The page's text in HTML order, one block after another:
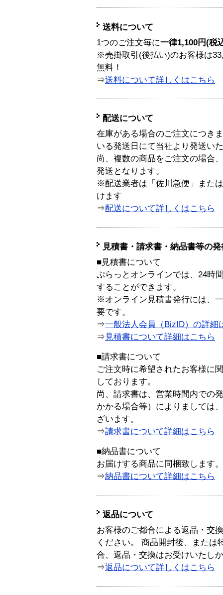
送料について
1つのご注文毎に一律1,100円(税
※売掛取引(後払い)のお客様は
無料！
⇒送料について詳しくはこちら
配送について
在庫がある場合のご注文につき
いる発送日にて当社より発送い
尚、複数の商品をご注文の場合
発送となります。
※配送業者は「佐川急便」また
けます
⇒配送について詳しくはこちら
見積書・請求書・納品書等の
■見積書について
ぷらっとオンラインでは、24時
することができます。
※オンライン見積書発行には、
要です。
⇒一般法人会員（BizID）の詳細
⇒ 見積書について詳細はこちら
■請求書について
ご注文時に希望されたお客様に
しております。
尚、請求書は、営業時間内での
かかる場合等）によりましては
ざいます。
⇒請求書について詳細はこちら
■納品書について
お届けする商品に同梱致します。
⇒納品書について詳細はこちら
返品について
お客様のご都合による返品・交
ください。 商品開封後、または
合、返品・交換はお受けいたし
⇒返品について詳しくはこちら